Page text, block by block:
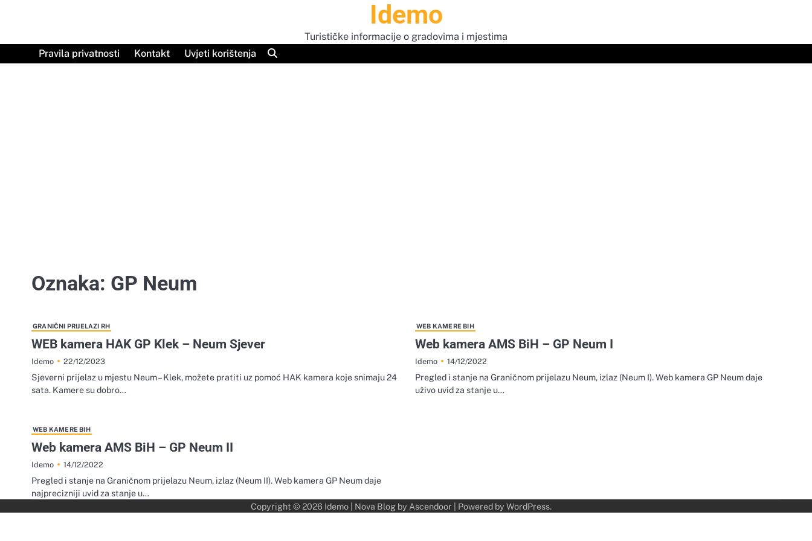
Idemo
Turističke informacije o gradovima i mjestima
Pravila privatnosti
Kontakt Uvjeti korištenja
Oznaka: GP Neum
GRANIČNI PRIJELAZI RH
WEB kamera HAK GP Klek – Neum Sjever
Idemo 22/12/2023
Sjeverni prijelaz u mjestu Neum – Klek, možete pratiti uz pomoć HAK kamera koje snimaju 24
sata. Kamere su dobro…
WEB KAMERE BIH
Web kamera AMS BiH – GP Neum I
Idemo 14/12/2022
Pregled i stanje na Graničnom prijelazu Neum, izlaz (Neum I). Web kamera GP Neum daje
uživo uvid za stanje u…
WEB KAMERE BIH
Web kamera AMS BiH – GP Neum II
Idemo 14/12/2022
Pregled i stanje na Graničnom prijelazu Neum, izlaz (Neum II). Web kamera GP Neum daje
najprecizniji uvid za stanje u…
Copyright © 2026 Idemo | Nova Blog by Ascendoor | Powered by WordPress.